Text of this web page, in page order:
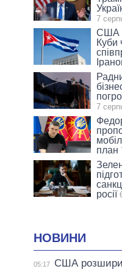
7
США
Куби
7
план
росії
НОВИНИ
05:17
США